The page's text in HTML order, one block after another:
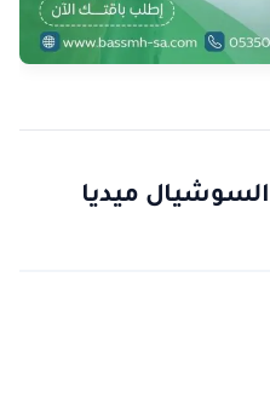
ميديا